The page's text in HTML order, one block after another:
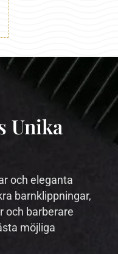
Unika
och eleganta
barnklippningar,
och barberare
möjliga